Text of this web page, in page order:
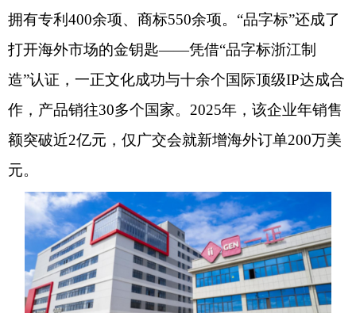
拥有专利400余项、商标550余项。“品字标”还成了
打开海外市场的金钥匙——凭借“品字标浙江制
造”认证，一正文化成功与十余个国际顶级IP达成合
作，产品销往30多个国家。2025年，该企业年销售
额突破近2亿元，仅广交会就新增海外订单200万美
元。